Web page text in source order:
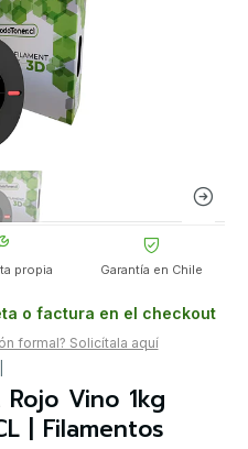
propia Garantía en Chile
o factura en el checkout
formal? Solicítala aquí
Vino 1kg
| Filamentos